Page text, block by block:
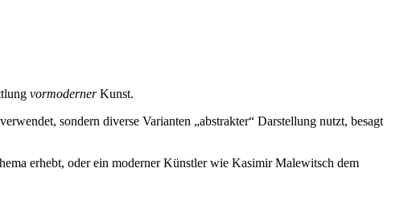
vormodernerKunst.
sondern diverse Varianten „abstrakter“ Darstellung nutzt, besagt
erhebt, oder ein moderner Künstler wie Kasimir Malewitsch dem